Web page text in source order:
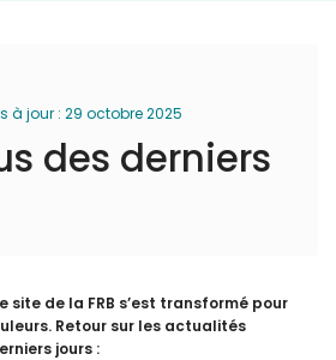
à jour : 29 octobre 2025
des derniers
site de la FRB s’est transformé pour
Retour sur les actualités
jours :